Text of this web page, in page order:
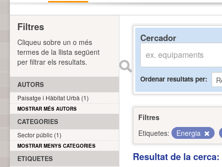
Cercador
Ordenar resultats per
Filtres
Etiquetes:
Energia
Resultat de la
Filtres
Cliqueu sobre un o més
termes de la llista següent
per filtrar els resultats.
AUTORS
Paisatge i Hàbitat Urbà (1)
MOSTRAR MÉS AUTORS
CATEGORIES
Sector públic (1)
MOSTRAR MENYS CATEGORIES
ETIQUETES